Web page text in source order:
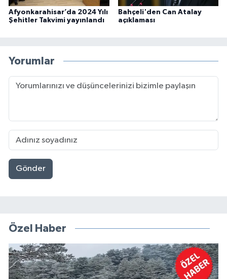
Afyonkarahisar’da 2024 Yılı
Şehitler Takvimi yayınlandı
Bahçeli'den Can Atalay
açıklaması
Yorumlar
Gönder
Özel Haber